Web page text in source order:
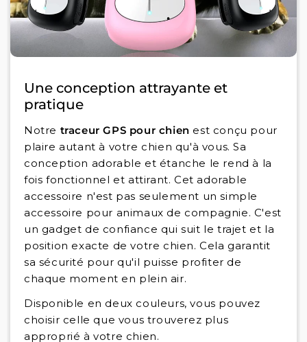
Une conception attrayante et
pratique
Notre traceur GPS pour chien est conçu pour
plaire autant à votre chien qu'à vous. Sa
conception adorable et étanche le rend à la
fois fonctionnel et attirant. Cet adorable
accessoire n'est pas seulement un simple
accessoire pour animaux de compagnie. C'est
un gadget de confiance qui suit le trajet et la
position exacte de votre chien. Cela garantit
sa sécurité pour qu'il puisse profiter de
chaque moment en plein air.
Disponible en deux couleurs, vous pouvez
choisir celle que vous trouverez plus
approprié à votre chien.